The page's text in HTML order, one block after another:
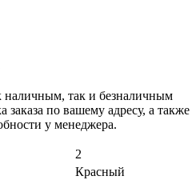
наличным, так и безналичным
заказа по вашему адресу, а также
у менеджера.
2
Красный